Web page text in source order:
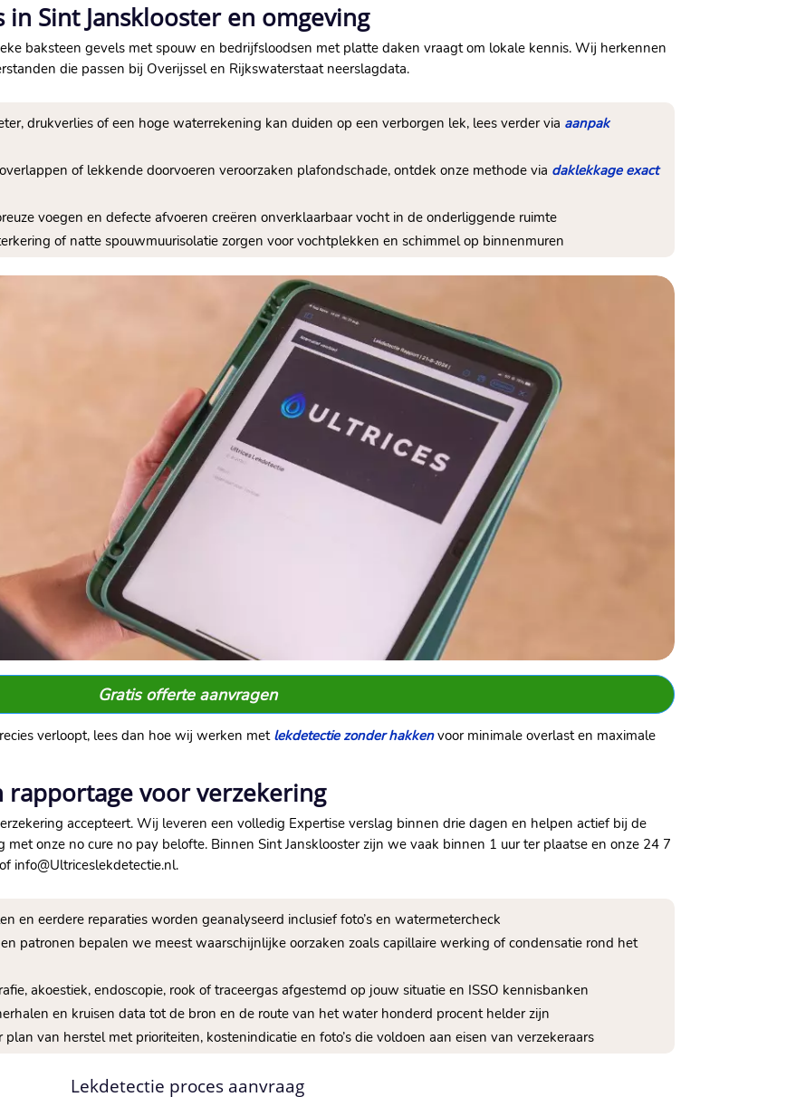
Sint Jansklooster en omgeving
baksteen gevels met spouw en bedrijfsloodsen met platte daken vraagt om lokale kennis. Wij herkennen
die passen bij Overijssel en Rijkswaterstaat neerslagdata.
drukverlies of een hoge waterrekening kan duiden op een verborgen lek, lees verder via aanpak
of lekkende doorvoeren veroorzaken plafondschade, ontdek onze methode via daklekkage exact
voegen en defecte afvoeren creëren onverklaarbaar vocht in de onderliggende ruimte
of natte spouwmuurisolatie zorgen voor vochtplekken en schimmel op binnenmuren
Gratis offerte aanvragen
verloopt, lees dan hoe wij werken met lekdetectie zonder hakkenvoor minimale overlast en maximale
rapportage voor verzekering
accepteert. Wij leveren een volledig Expertise verslag binnen drie dagen en helpen actief bij de
onze no cure no pay belofte. Binnen Sint Jansklooster zijn we vaak binnen 1 uur ter plaatse en onze 24 7
info@Ultriceslekdetectie.nl.
en eerdere reparaties worden geanalyseerd inclusief foto’s en watermetercheck
patronen bepalen we meest waarschijnlijke oorzaken zoals capillaire werking of condensatie rond het
akoestiek, endoscopie, rook of traceergas afgestemd op jouw situatie en ISSO kennisbanken
en kruisen data tot de bron en de route van het water honderd procent helder zijn
van herstel met prioriteiten, kostenindicatie en foto’s die voldoen aan eisen van verzekeraars
Lekdetectie proces aanvraag